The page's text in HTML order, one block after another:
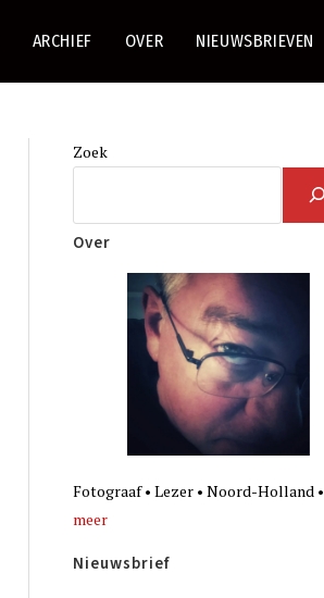
ARCHIEF OVER NIEUWSBRIEVEN
Zoek
Over
Fotograaf • Lezer • Noord-Holland •
meer
Nieuwsbrief